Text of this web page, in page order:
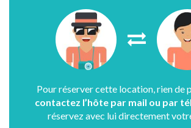
Pour réserver cette location, rien de
contactez l’hôte par mail ou par
réservez avec lui directement